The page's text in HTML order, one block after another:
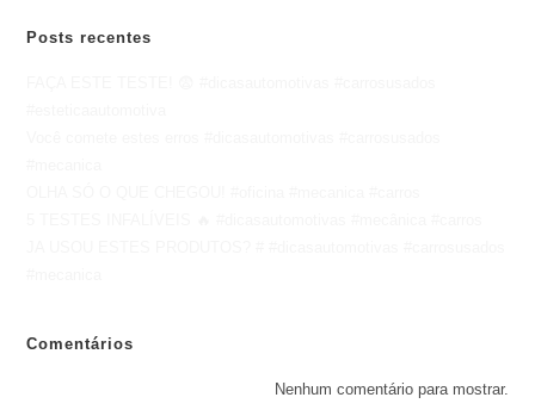
Posts recentes
Comentários
Nenhum comentário para mostrar.